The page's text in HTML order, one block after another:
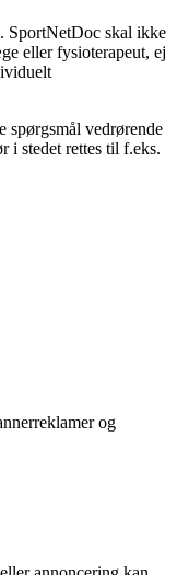
SportNetDoc skal ikke
eller fysioterapeut, ej
spørgsmål vedrørende
i stedet rettes til f.eks.
og